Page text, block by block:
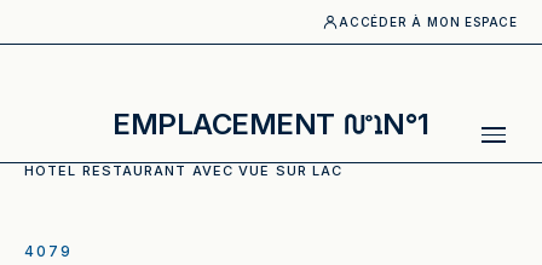
ACCÉDER À MON ESPACE
EMPLACEMENT N°1
HOTEL RESTAURANT AVEC VUE SUR LAC
4079